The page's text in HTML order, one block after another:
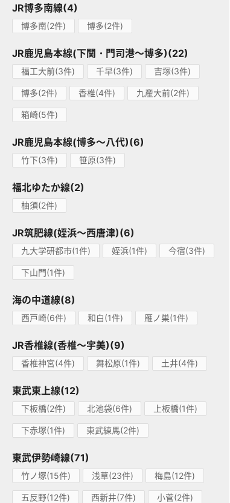
JR博多南線(4)
博多南(2件) 博多(2件)
JR鹿児島本線(下関・門司港～博多)(22)
福工大前(3件) 千早(3件) 吉塚(3件)
博多(2件) 香椎(4件) 九産大前(2件)
箱崎(5件)
JR鹿児島本線(博多～八代)(6)
竹下(3件) 笹原(3件)
福北ゆたか線(2)
柚須(2件)
JR筑肥線(姪浜～西唐津)(6)
九大学研都市(1件) 姪浜(1件) 今宿(3件)
下山門(1件)
海の中道線(8)
西戸崎(6件) 和白(1件) 雁ノ巣(1件)
JR香椎線(香椎～宇美)(9)
香椎神宮(4件) 舞松原(1件) 土井(4件)
東武東上線(12)
下板橋(2件) 北池袋(6件) 上板橋(1件)
下赤塚(1件) 東武練馬(2件)
東武伊勢崎線(71)
竹ノ塚(15件) 浅草(23件) 梅島(12件)
五反野(12件) 西新井(7件) 小菅(2件)